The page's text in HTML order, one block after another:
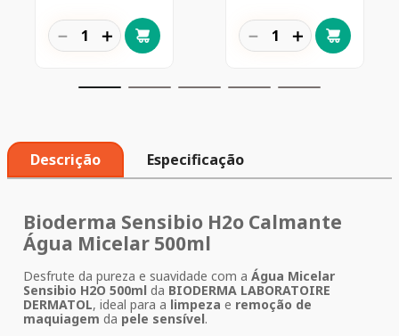
＋
－ ＋
－
Descrição Especificação
Bioderma Sensibio H2o Calmante
Água Micelar 500ml
Desfrute da pureza e suavidade com a Água Micelar
Sensibio H2O 500ml da BIODERMA LABORATOIRE
DERMATOL, ideal para a limpeza e remoção de
maquiagem da pele sensível.